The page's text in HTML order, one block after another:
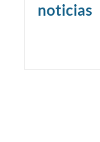
noticias